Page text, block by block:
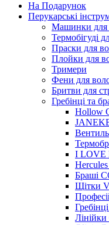
На Подарунок
Перукарські
Машинки для
Термобігуді
Праски для
Плойки для
Тримери
Фени для
Бритви для
Гребінці та
Hollow
I LOVE
Браші
Щітки